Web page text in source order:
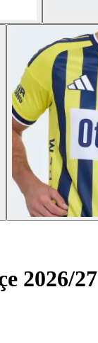
2026/27